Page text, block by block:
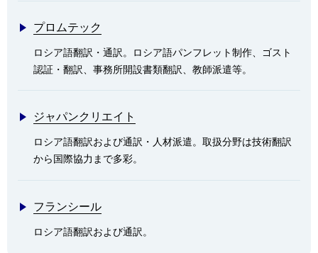
プロムテック
ロシア語翻訳・通訳。ロシア語パンフレット制作、ゴスト
認証・翻訳、事務所開設書類翻訳、教師派遣等。
ジャパンクリエイト
ロシア語翻訳および通訳・人材派遣。取扱分野は技術翻訳
から国際協力まで多彩。
フランシール
ロシア語翻訳および通訳。